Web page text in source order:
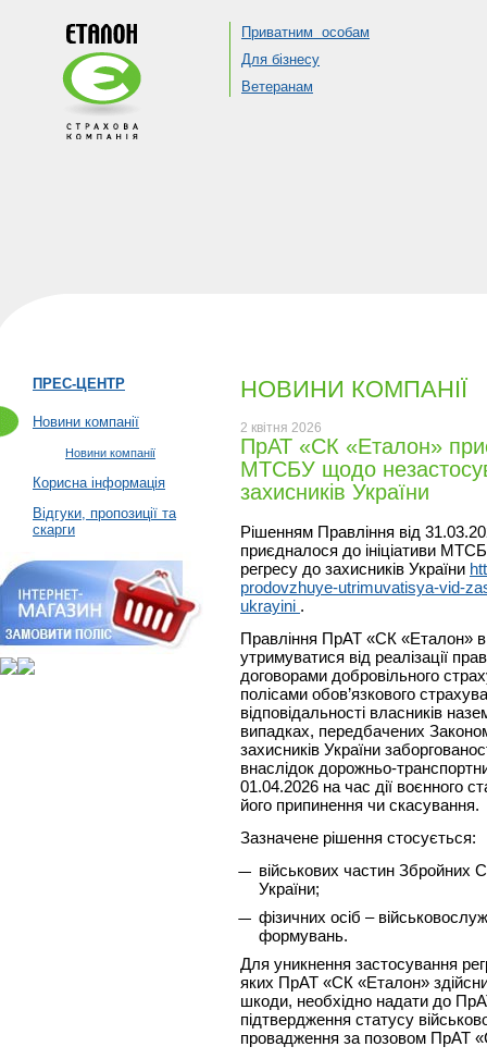
Приватним особам
Для бізнесу
Ветеранам
ПРЕС-ЦЕНТР
Новини компанії
Новини компанії
Корисна інформація
Відгуки, пропозиції та
скарги
НОВИНИ КОМПАНІЇ
2 квiтня 2026
ПрАТ «СК «Еталон»
МТСБУ щодо
захисників України
Рішенням Правління від
приєдналося до ініціативи
регресу до захисників України
prodovzhuye-utrimuvatisya-vid-
ukrayini .
Правління ПрАТ «СК «Еталон»
утримуватися від реалізації
договорами добровільного
полісами обов’язкового
відповідальності власників
випадках, передбачених
захисників України
внаслідок дорожньо-
01.04.2026 на час дії воєнного
його припинення чи скасування.
Зазначене рішення стосується:
військових частин Збройних
України;
фізичних осіб –
формувань.
Для уникнення застосування
яких ПрАТ «СК «Еталон»
шкоди, необхідно надати до
підтвердження статусу
провадження за позовом ПрАТ